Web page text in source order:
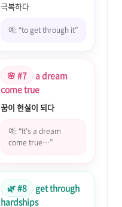
극복하다
예: “to get through it”
🌸 #7
a dream
come true
꿈이 현실이 되다
예: “It’s a dream
come true…”
🌿 #8
get through
hardships